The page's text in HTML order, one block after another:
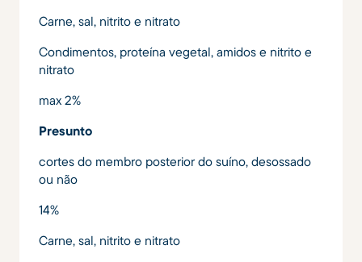
Carne, sal, nitrito e nitrato
Condimentos, proteína vegetal, amidos e nitrito e
nitrato
max 2%
Presunto
cortes do membro posterior do suíno, desossado
ou não
14%
Carne, sal, nitrito e nitrato